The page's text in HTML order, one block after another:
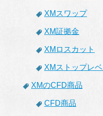
XMスワップ
XM証拠金
XMロスカット
XMストップレ
XMのCFD商品
CFD商品